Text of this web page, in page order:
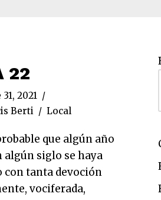
22
2021
Berti Local
que algún año
algún siglo se haya
con tanta devoción
vociferada,